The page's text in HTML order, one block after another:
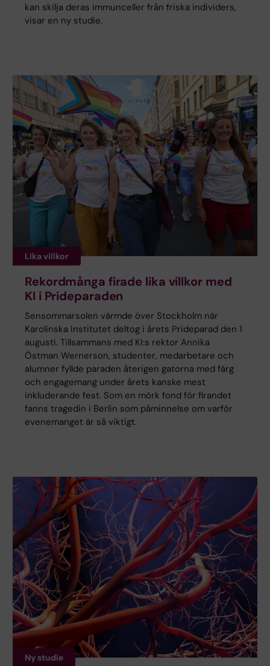
kan skilja deras immunceller från friska individers,
visar en ny studie.
Lika villkor
Rekordmånga firade lika villkor med
KI i Prideparaden
Sensommarsolen värmde över Stockholm när
Karolinska Institutet deltog i årets Prideparad den 1
augusti. Tillsammans med KI:s rektor Annika
Östman Wernerson, studenter, medarbetare och
alumner fyllde paraden återigen gatorna med färg
och engagemang under årets kanske mest
inkluderande fest. Som en mörk fond för firandet
fanns tragedin i Berlin som påminnelse om varför
evenemanget är så viktigt.
Ny studie